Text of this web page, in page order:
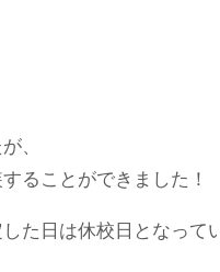
、
することができました！
た日は休校日となって